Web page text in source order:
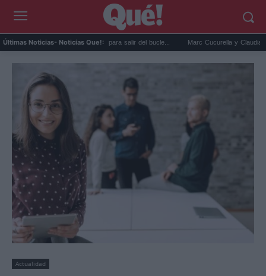
Últimas Noticias- Noticias Que!:
fáciles con espinacas para salir del bucle... Marc Cucurella y Claudia
Actualidad